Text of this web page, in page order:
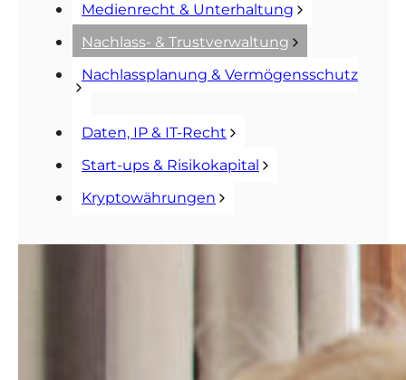
Medienrecht & Unterhaltung
Nachlass- & Trustverwaltung
Nachlassplanung & Vermögensschutz
Daten, IP & IT-Recht
Start-ups & Risikokapital
Kryptowährungen